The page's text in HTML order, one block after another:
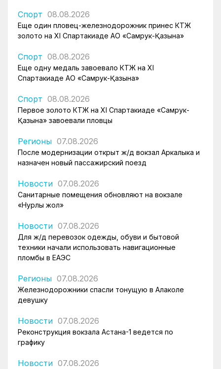
Спорт 08.08.2026
Еще один пловец-железнодорожник принес КТЖ
золото на XI Спартакиаде АО «Самрук-Қазына»
Спорт 08.08.2026
Еще одну медаль завоевало КТЖ на XI
Спартакиаде АО «Самрук-Қазына»
Спорт 08.08.2026
Первое золото КТЖ на XI Спартакиаде «Самрук-
Қазына» завоевали пловцы
Регионы 07.08.2026
После модернизации открыт ж/д вокзал Аркалыка и
назначен новый пассажирский поезд
Новости 07.08.2026
Санитарные помещения обновляют на вокзале
«Нурлы жол»
Новости 07.08.2026
Для ж/д перевозок одежды, обуви и бытовой
техники начали использовать навигационные
пломбы в ЕАЭС
Регионы 07.08.2026
Железнодорожники спасли тонущую в Алаколе
девушку
Новости 07.08.2026
Реконструкция вокзала Астана-1 ведется по
графику
Новости 07.08.2026